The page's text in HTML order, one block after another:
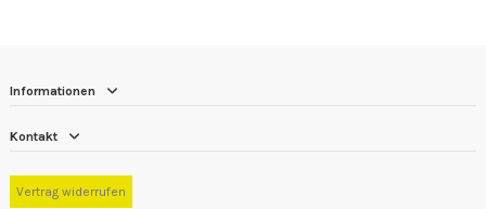
Informationen
Kontakt
Vertrag widerrufen